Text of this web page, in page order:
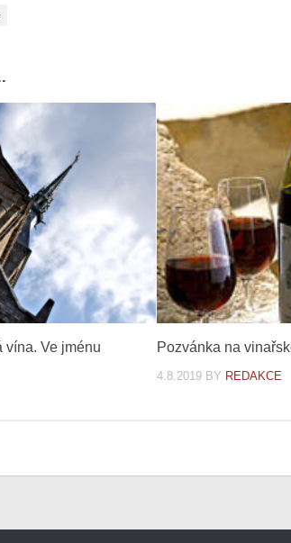
vína. Ve jménu
Pozvánka na
4.8.2019BY REDAKCE